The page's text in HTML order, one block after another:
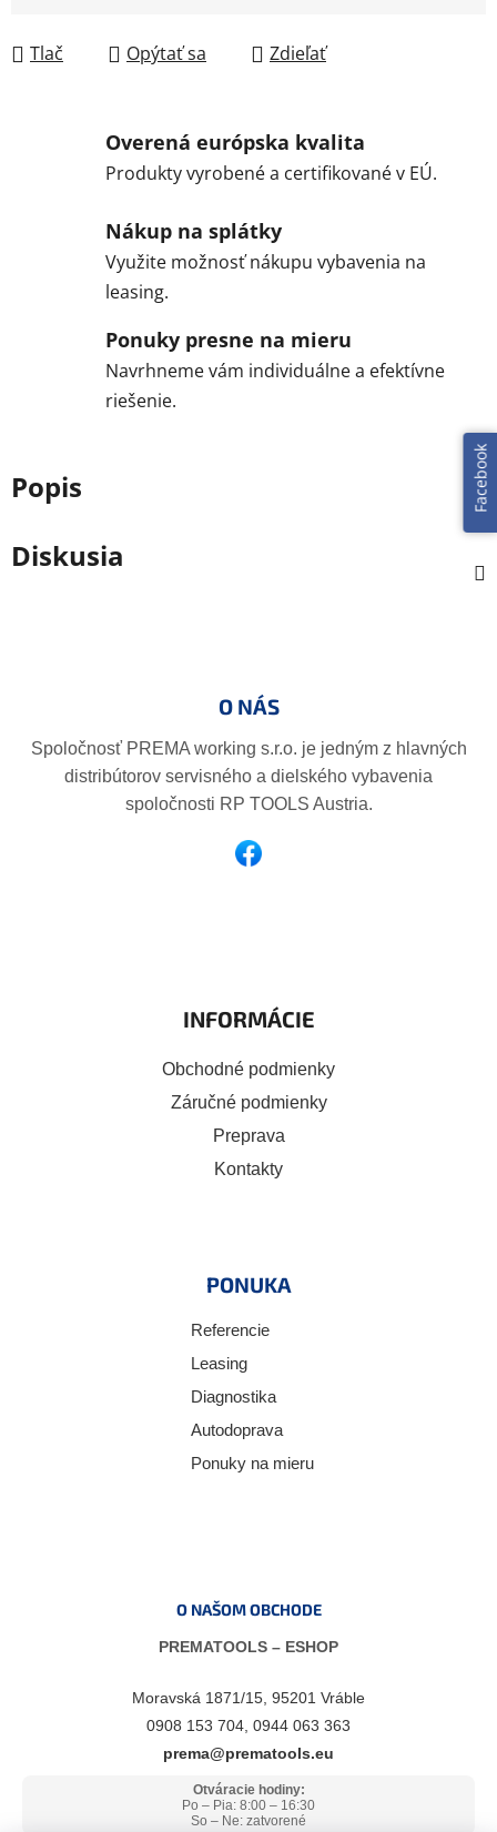
Tlač Opýtať sa Zdieľať
Overená európska kvalita
Produkty vyrobené a certifikované v EÚ.
Nákup na splátky
Využite možnosť nákupu vybavenia na
leasing.
Ponuky presne na mieru
Navrhneme vám individuálne a efektívne
riešenie.
Popis
Diskusia
O NÁS
Spoločnosť PREMA working s.r.o. je jedným z hlavných
distribútorov servisného a dielského vybavenia
spoločnosti RP TOOLS Austria.
INFORMÁCIE
Obchodné podmienky
Záručné podmienky
Preprava
Kontakty
PONUKA
Referencie
Leasing
Diagnostika
Autodoprava
Ponuky na mieru
O NAŠOM OBCHODE
PREMATOOLS – ESHOP
Moravská 1871/15, 95201 Vráble
0908 153 704, 0944 063 363
prema@prematools.eu
Otváracie hodiny:
Po – Pia: 8:00 – 16:30
So – Ne: zatvorené
Facebook